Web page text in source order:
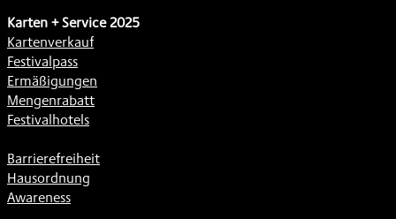
Karten + Service 2025
Kartenverkauf
Festivalpass
Ermäßigungen
Mengenrabatt
Festivalhotels
Barrierefreiheit
Hausordnung
Awareness